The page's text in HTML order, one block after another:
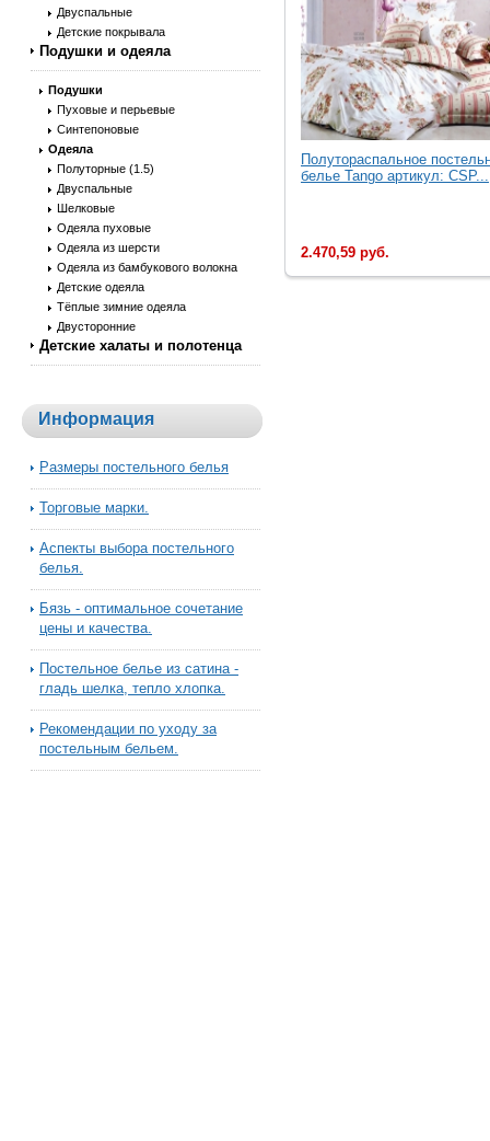
Двуспальные
Детские покрывала
Подушки и одеяла
Подушки
Пуховые и перьевые
Синтепоновые
Одеяла
Полуторные (1.5)
Двуспальные
Шелковые
Одеяла пуховые
Одеяла из шерсти
Одеяла из бамбукового волокна
Детские одеяла
Тёплые зимние одеяла
Двусторонние
Детские халаты и полотенца
Информация
Размеры постельного белья
Торговые марки.
Аспекты выбора постельного
белья.
Бязь - оптимальное сочетание
цены и качества.
Постельное белье из сатина -
гладь шелка, тепло хлопка.
Рекомендации по уходу за
постельным бельем.
Полутораспальное
белье Tango артикул: CSP...
2.470,59 руб.